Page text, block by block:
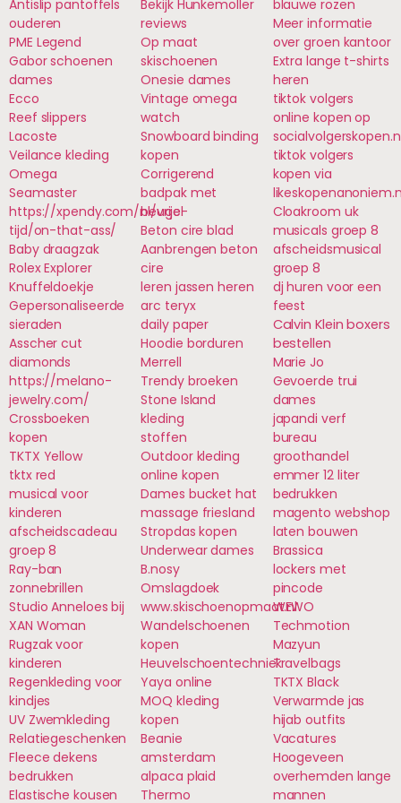
Antislip pantoffels
ouderen
PME Legend
Gabor schoenen
dames
Ecco
Reef slippers
Lacoste
Veilance kleding
Omega
Seamaster
https://xpendy.com/nl/vrije-
tijd/on-that-ass/
Baby draagzak
Rolex Explorer
Knuffeldoekje
Gepersonaliseerde
sieraden
Asscher cut
diamonds
https://melano-
jewelry.com/
Crossboeken
kopen
TKTX Yellow
tktx red
musical voor
kinderen
afscheidscadeau
groep 8
Ray-ban
zonnebrillen
Studio Anneloes bij
XAN Woman
Rugzak voor
kinderen
Regenkleding voor
kindjes
UV Zwemkleding
Relatiegeschenken
Fleece dekens
bedrukken
Elastische kousen
Bekijk Hunkemoller
reviews
Op maat
skischoenen
Onesie dames
Vintage omega
watch
Snowboard binding
kopen
Corrigerend
badpak met
beugel
Beton cire blad
Aanbrengen beton
cire
leren jassen heren
arc teryx
daily paper
Hoodie borduren
Merrell
Trendy broeken
Stone Island
kleding
stoffen
Outdoor kleding
online kopen
Dames bucket hat
massage friesland
Stropdas kopen
Underwear dames
B.nosy
Omslagdoek
www.skischoenopmaat.nl
Wandelschoenen
kopen
Heuvelschoentechniek
Yaya online
MOQ kleding
kopen
Beanie
amsterdam
alpaca plaid
Thermo
blauwe rozen
Meer informatie
over groen kantoor
Extra lange t-shirts
heren
tiktok volgers
online kopen op
tiktok volgers
kopen via
Cloakroom uk
musicals groep 8
afscheidsmusical
groep 8
dj huren voor een
feest
Calvin Klein boxers
bestellen
Marie Jo
Gevoerde trui
dames
japandi verf
bureau
groothandel
emmer 12 liter
bedrukken
magento webshop
laten bouwen
Brassica
lockers met
pincode
WEWO
Techmotion
Mazyun
Travelbags
TKTX Black
Verwarmde jas
hijab outfits
Vacatures
Hoogeveen
overhemden lange
mannen